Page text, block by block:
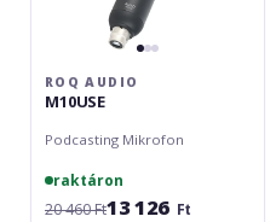
ROQ AUDIO
M10USE
Podcasting Mikrofon
raktáron
20 460 Ft13 126 Ft